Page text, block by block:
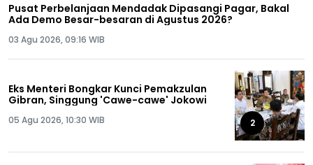
Pusat Perbelanjaan Mendadak Dipasangi Pagar, Bakal
Ada Demo Besar-besaran di Agustus 2026?
03 Agu 2026, 09:16 WIB
Eks Menteri Bongkar Kunci Pemakzulan
Gibran, Singgung 'Cawe-cawe' Jokowi
05 Agu 2026, 10:30 WIB 2